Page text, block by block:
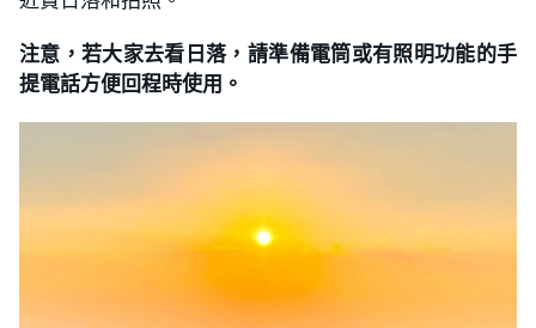
注意，若大家去看日落，請準備電筒或有照明功能的手
提電話方便回程時使用。